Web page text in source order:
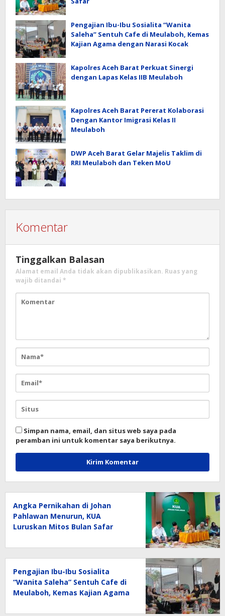
Pengajian Ibu-Ibu Sosialita “Wanita
Saleha” Sentuh Cafe di Meulaboh, Kemas
Kajian Agama dengan Narasi Kocak
Kapolres Aceh Barat Perkuat Sinergi
dengan Lapas Kelas IIB Meulaboh
Kapolres Aceh Barat Pererat Kolaborasi
Dengan Kantor Imigrasi Kelas II
Meulaboh
DWP Aceh Barat Gelar Majelis Taklim di
RRI Meulaboh dan Teken MoU
Komentar
Tinggalkan Balasan
Alamat email Anda tidak akan dipublikasikan. Ruas yang
wajib ditandai *
Simpan nama, email, dan situs web saya pada
peramban ini untuk komentar saya berikutnya.
Angka Pernikahan di Johan
Pahlawan Menurun, KUA
Luruskan Mitos Bulan Safar
Pengajian Ibu-Ibu Sosialita
“Wanita Saleha” Sentuh Cafe di
Meulaboh, Kemas Kajian Agama